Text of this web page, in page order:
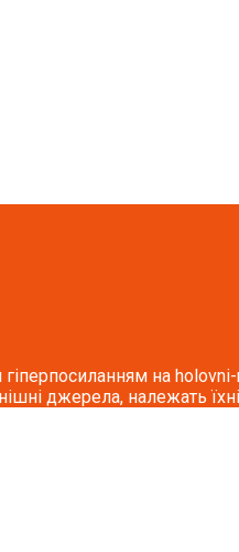
на
джерела, належать